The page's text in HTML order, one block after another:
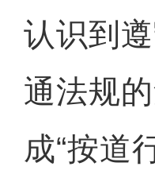
认识到
通法规
成“按道